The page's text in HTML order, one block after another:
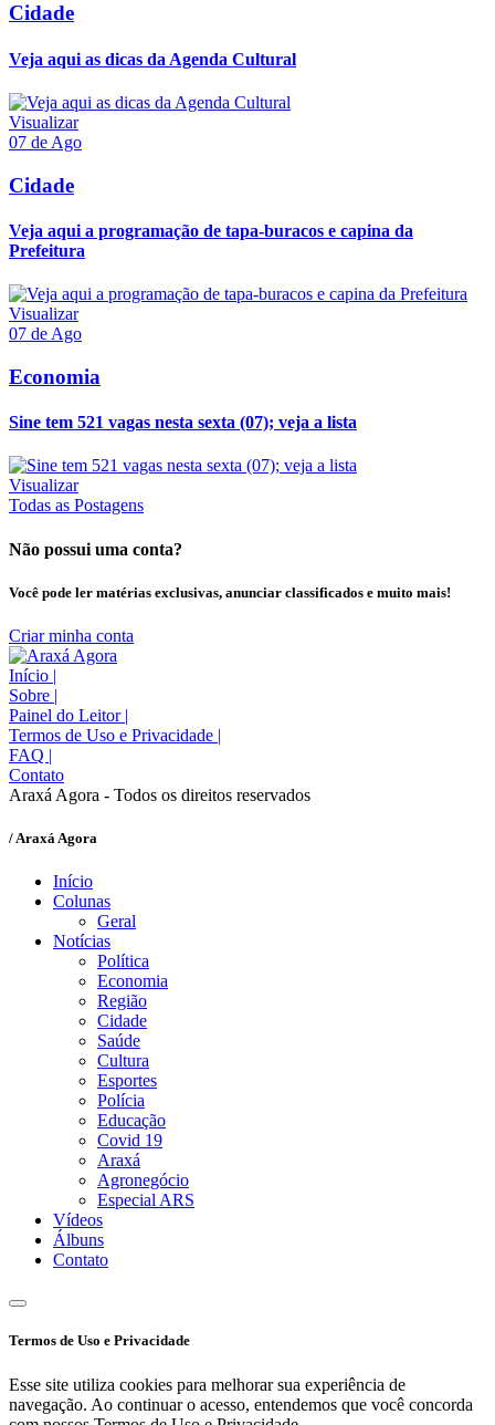
Cidade
Veja aqui as dicas da Agenda Cultural
Visualizar
07 de Ago
Cidade
Veja aqui a programação de tapa-buracos e capina da
Prefeitura
Visualizar
07 de Ago
Economia
Sine tem 521 vagas nesta sexta (07); veja a lista
Visualizar
Todas as Postagens
Não possui uma conta?
Você pode ler matérias exclusivas, anunciar classificados e muito mais!
Criar minha conta
Início |
Sobre |
Painel do Leitor |
Termos de Uso e Privacidade |
FAQ |
Contato
Araxá Agora - Todos os direitos reservados
/ Araxá Agora
Início
Colunas
Geral
Notícias
Política
Economia
Região
Cidade
Saúde
Cultura
Esportes
Polícia
Educação
Covid 19
Araxá
Agronegócio
Especial ARS
Vídeos
Álbuns
Contato
Termos de Uso e Privacidade
Esse site utiliza cookies para melhorar sua experiência de
navegação. Ao continuar o acesso, entendemos que você concorda